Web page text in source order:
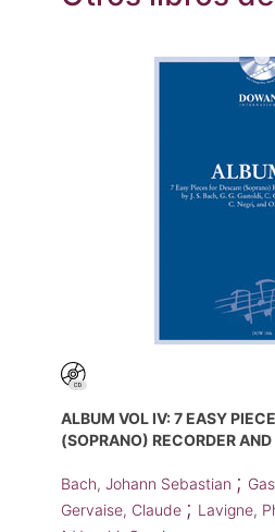
ALBUM VOL IV: 7 EASY
(SOPRANO) RECORDER
Bach, Johann Sebastian ;
Gervaise, Claude ; Lavigne,